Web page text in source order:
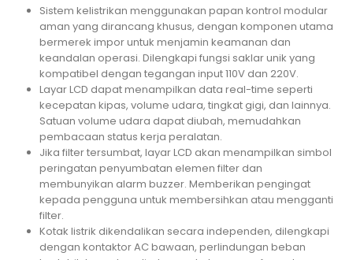
Sistem kelistrikan menggunakan papan kontrol modular
aman yang dirancang khusus, dengan komponen utama
bermerek impor untuk menjamin keamanan dan
keandalan operasi. Dilengkapi fungsi saklar unik yang
kompatibel dengan tegangan input 110V dan 220V.
Layar LCD dapat menampilkan data real-time seperti
kecepatan kipas, volume udara, tingkat gigi, dan lainnya.
Satuan volume udara dapat diubah, memudahkan
pembacaan status kerja peralatan.
Jika filter tersumbat, layar LCD akan menampilkan simbol
peringatan penyumbatan elemen filter dan
membunyikan alarm buzzer. Memberikan pengingat
kepada pengguna untuk membersihkan atau mengganti
filter.
Kotak listrik dikendalikan secara independen, dilengkapi
dengan kontaktor AC bawaan, perlindungan beban